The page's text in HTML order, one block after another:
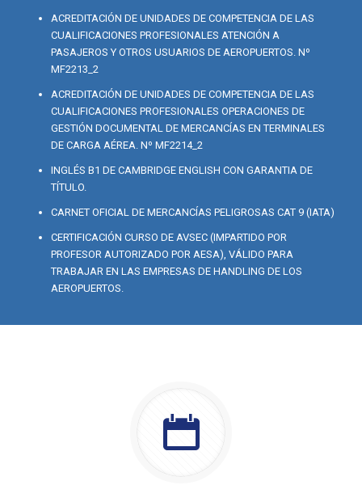
ACREDITACIÓN DE UNIDADES DE COMPETENCIA DE LAS
CUALIFICACIONES PROFESIONALES ATENCIÓN A
PASAJEROS Y OTROS USUARIOS DE AEROPUERTOS. Nº
MF2213_2
ACREDITACIÓN DE UNIDADES DE COMPETENCIA DE LAS
CUALIFICACIONES PROFESIONALES OPERACIONES DE
GESTIÓN DOCUMENTAL DE MERCANCÍAS EN TERMINALES
DE CARGA AÉREA. Nº MF2214_2
INGLÉS B1 DE CAMBRIDGE ENGLISH CON GARANTIA DE
TÍTULO.
CARNET OFICIAL DE MERCANCÍAS PELIGROSAS CAT 9 (IATA)
CERTIFICACIÓN CURSO DE AVSEC (IMPARTIDO POR
PROFESOR AUTORIZADO POR AESA), VÁLIDO PARA
TRABAJAR EN LAS EMPRESAS DE HANDLING DE LOS
AEROPUERTOS.